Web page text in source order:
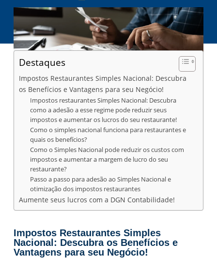
Destaques
Impostos Restaurantes Simples Nacional: Descubra
os Benefícios e Vantagens para seu Negócio!
Impostos restaurantes Simples Nacional: Descubra
como a adesão a esse regime pode reduzir seus
impostos e aumentar os lucros do seu restaurante!
Como o simples nacional funciona para restaurantes e
quais os benefícios?
Como o Simples Nacional pode reduzir os custos com
impostos e aumentar a margem de lucro do seu
restaurante?
Passo a passo para adesão ao Simples Nacional e
otimização dos impostos restaurantes
Aumente seus lucros com a DGN Contabilidade!
Impostos Restaurantes Simples
Nacional: Descubra os Benefícios e
Vantagens para seu Negócio!